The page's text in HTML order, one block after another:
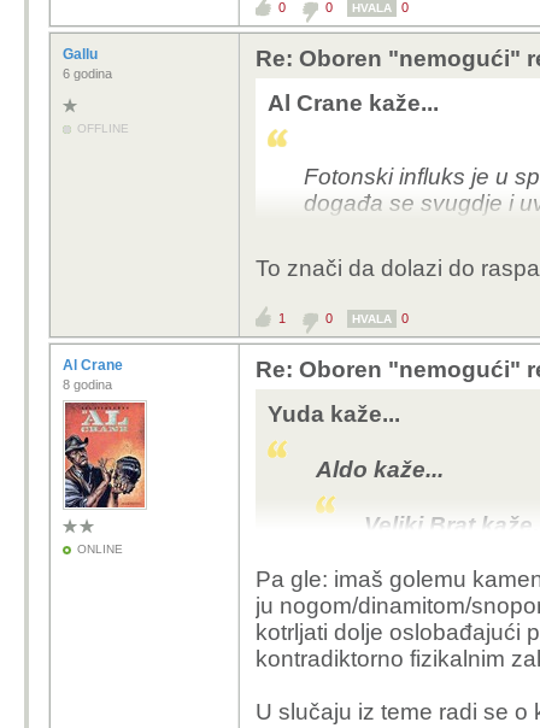
0 0 HVALA 0
Gallu
6 godina
OFFLINE
Re: Oboren "nemogući"
Al Crane kaže...
Fotonski influks je u
događa se svugdje i
Rekao bih da je u
energije mi možemo
To znači da dolazi do
1 0 HVALA 0
Al Crane
8 godina
ONLINE
Re: Oboren "nemogući"
Yuda kaže...
Aldo kaže...
Veliki Brat
StručLJaci i
zakoračili u
Ti i ovih par iznad tebe očigledno
Pa gle: imaš golemu
ju nogom/dinamitom/
kotrljati dolje oslobađajući
kontradiktorno fizikalnim
U slučaju iz teme radi se o